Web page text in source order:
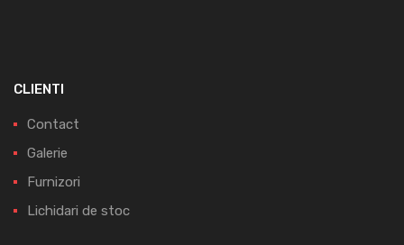
CLIENTI
Contact
Galerie
Furnizori
Lichidari de stoc